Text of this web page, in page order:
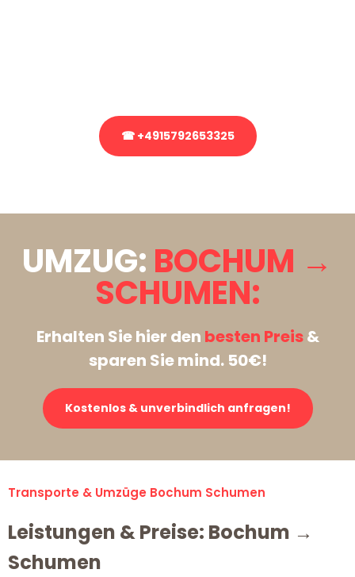
☎ +4915792653325
UMZUG: BOCHUM →
SCHUMEN:
Erhalten Sie hier den besten Preis&
sparen Sie mind. 50€!
Kostenlos & unverbindlich anfragen!
Transporte & Umzüge Bochum Schumen
Leistungen & Preise: Bochum →
Schumen